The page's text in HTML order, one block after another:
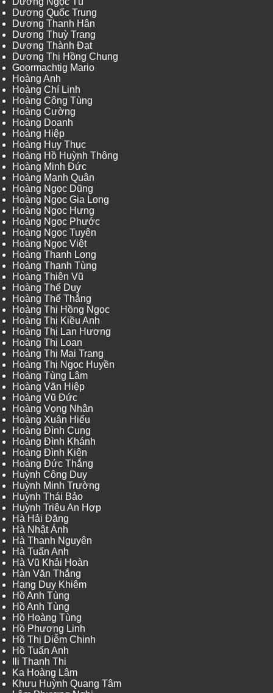
Dương Quốc Trung
Dương Thanh Hân
Dương Thuỳ Trang
Dương Thành Đạt
Dương Thị Hồng Chung
Goormachtig Mario
Hoàng Anh
Hoàng Chí Linh
Hoàng Công Tùng
Hoàng Cường
Hoàng Doanh
Hoàng Hiệp
Hoàng Huy Thục
Hoàng Hồ Huỳnh Thông
Hoàng Minh Đức
Hoàng Mạnh Quân
Hoàng Ngọc Dũng
Hoàng Ngọc Gia Long
Hoàng Ngọc Hưng
Hoàng Ngọc Phước
Hoàng Ngọc Tuyên
Hoàng Ngọc Việt
Hoàng Thanh Long
Hoàng Thanh Tùng
Hoàng Thiên Vũ
Hoàng Thế Duy
Hoàng Thế Thắng
Hoàng Thị Hồng Ngọc
Hoàng Thị Kiều Anh
Hoàng Thị Lan Hương
Hoàng Thị Loan
Hoàng Thị Mai Trang
Hoàng Thị Ngọc Huyền
Hoàng Tùng Lâm
Hoàng Văn Hiệp
Hoàng Vũ Đức
Hoàng Vọng Nhân
Hoàng Xuân Hiếu
Hoàng Đình Cung
Hoàng Đình Khánh
Hoàng Đình Kiên
Hoàng Đức Thắng
Huỳnh Công Duy
Huỳnh Minh Trường
Huỳnh Thái Bảo
Huỳnh Triệu An Hợp
Hà Hải Đăng
Hà Nhật Ánh
Hà Thanh Nguyên
Hà Tuấn Anh
Hà Vũ Khải Hoàn
Hàn Văn Thắng
Hạng Duy Khiêm
Hồ Anh Tùng
Hồ Anh Tùng
Hồ Hoàng Tùng
Hồ Phương Linh
Hồ Thị Diễm Chinh
Hồ Tuấn Anh
Ili Thanh Thi
Ka Hoàng Lâm
Khưu Huỳnh Quang Tâm